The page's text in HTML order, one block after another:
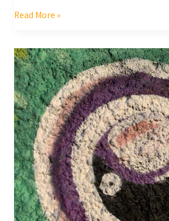
Read More »
Equilibrar
polaridades